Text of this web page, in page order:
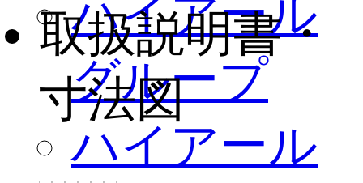
ハイアール
グループ
ハイアール
取扱説明書・
寸法図